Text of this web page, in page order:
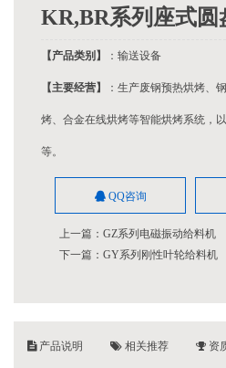
KR,BR系列座式圆
【产品类别】 ：输送设备
【主要经营】 ：生产废钢预热烘烤、
烤、合金在线烘烤等智能烘烤系统，
等。
QQ咨询
上一篇： GZ系列电磁振动给料机
下一篇： GY系列刚性叶轮给料机
产品说明 相关推荐 资